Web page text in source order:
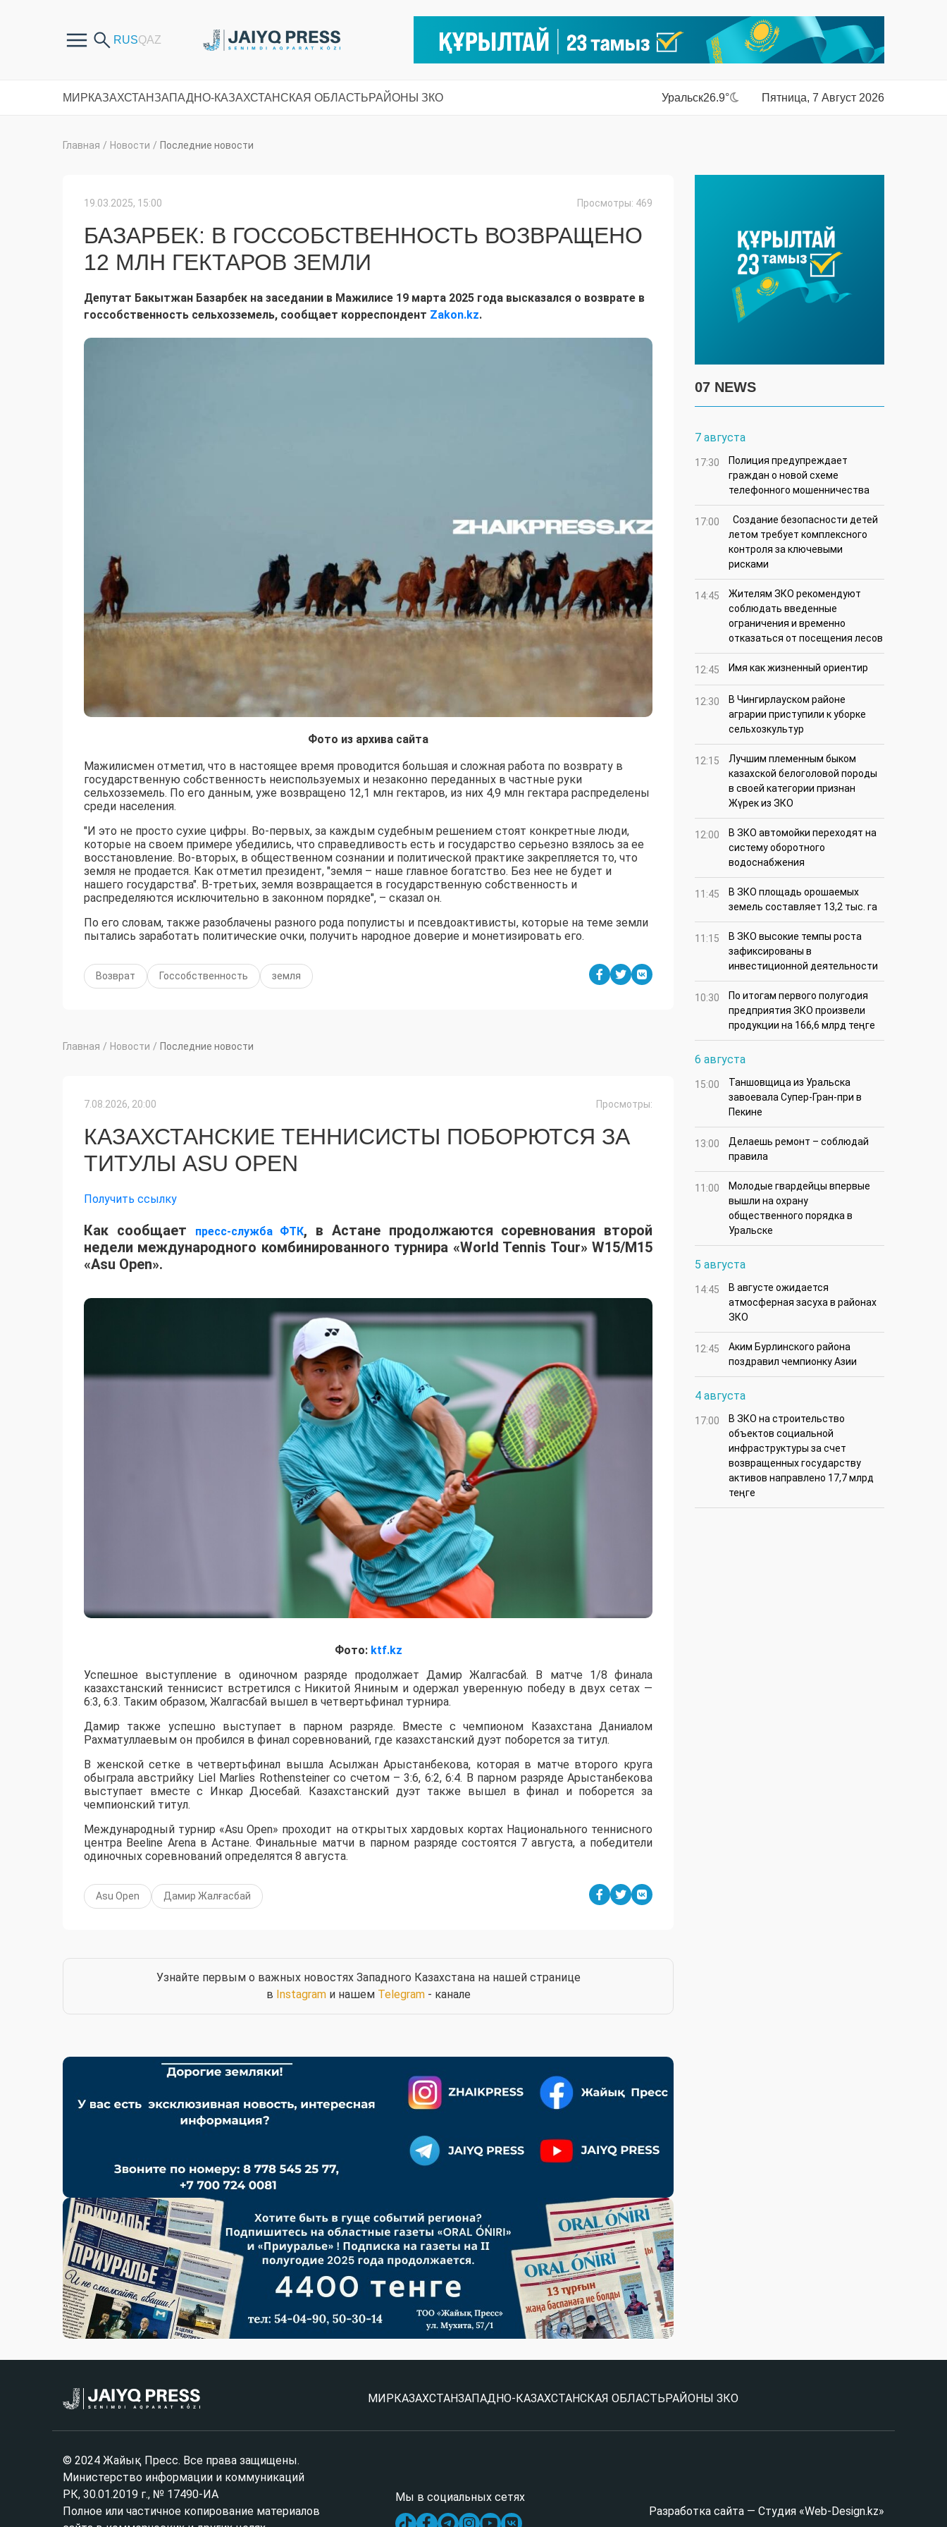
МИРКАЗАХСТАНЗАПАДНО-КАЗАХСТАНСКАЯ ОБЛАСТЬРАЙОНЫ ЗКО Уральск26.9° Пятница, 7 Август 2026
Главная / Новости / Последние новости
19.03.2025, 15:00 Просмотры: 469
БАЗАРБЕК: В ГОССОБСТВЕННОСТЬ ВОЗВРАЩЕНО
12 МЛН ГЕКТАРОВ ЗЕМЛИ
Депутат Бакытжан Базарбек на заседании в Мажилисе 19 марта 2025 года высказался о возврате в
госсобственность сельхозземель, сообщает корреспондент Zakon.kz.
Фото из архива сайта
Мажилисмен отметил, что в настоящее время проводится большая и сложная работа по возврату в
государственную собственность неиспользуемых и незаконно переданных в частные руки
сельхозземель. По его данным, уже возвращено 12,1 млн гектаров, из них 4,9 млн гектара распределены
среди населения.
"И это не просто сухие цифры. Во-первых, за каждым судебным решением стоят конкретные люди,
которые на своем примере убедились, что справедливость есть и государство серьезно взялось за ее
восстановление. Во-вторых, в общественном сознании и политической практике закрепляется то, что
земля не продается. Как отметил президент, "земля – наше главное богатство. Без нее не будет и
нашего государства". В-третьих, земля возвращается в государственную собственность и
распределяются исключительно в законном порядке", – сказал он.
По его словам, также разоблачены разного рода популисты и псевдоактивисты, которые на теме земли
пытались заработать политические очки, получить народное доверие и монетизировать его.
Возврат Госсобственность земля
Главная / Новости / Последние новости
7.08.2026, 20:00 Просмотры:
КАЗАХСТАНСКИЕ ТЕННИСИСТЫ ПОБОРЮТСЯ ЗА
ТИТУЛЫ ASU OPEN
Получить ссылку
Как сообщает пресс-служба ФТК, в Астане продолжаются соревнования второй
недели международного комбинированного турнира «World Tennis Tour» W15/M15
«Asu Open».
Фото: ktf.kz
Успешное выступление в одиночном разряде продолжает Дамир Жалгасбай. В матче 1/8 финала
казахстанский теннисист встретился с Никитой Яниным и одержал уверенную победу в двух сетах —
6:3, 6:3. Таким образом, Жалгасбай вышел в четвертьфинал турнира.
Дамир также успешно выступает в парном разряде. Вместе с чемпионом Казахстана Даниалом
Рахматуллаевым он пробился в финал соревнований, где казахстанский дуэт поборется за титул.
В женской сетке в четвертьфинал вышла Асылжан Арыстанбекова, которая в матче второго круга
обыграла австрийку Liel Marlies Rothensteiner со счетом – 3:6, 6:2, 6:4. В парном разряде Арыстанбекова
выступает вместе с Инкар Дюсебай. Казахстанский дуэт также вышел в финал и поборется за
чемпионский титул.
Международный турнир «Asu Open» проходит на открытых хардовых кортах Национального теннисного
центра Beeline Arena в Астане. Финальные матчи в парном разряде состоятся 7 августа, а победители
одиночных соревнований определятся 8 августа.
Asu Open Дамир Жалғасбай
Узнайте первым о важных новостях Западного Казахстана на нашей странице
в Instagramи нашем Telegram- канале
07 NEWS
7 августа
17:30
Полиция предупреждает
граждан о новой схеме
телефонного мошенничества
17:00
Создание безопасности детей
летом требует комплексного
контроля за ключевыми
рисками
14:45
Жителям ЗКО рекомендуют
соблюдать введенные
ограничения и временно
отказаться от посещения лесов
12:45 Имя как жизненный ориентир
12:30
В Чингирлауском районе
аграрии приступили к уборке
сельхозкультур
12:15
Лучшим племенным быком
казахской белоголовой породы
в своей категории признан
Жүрек из ЗКО
12:00
В ЗКО автомойки переходят на
систему оборотного
водоснабжения
11:45
В ЗКО площадь орошаемых
земель составляет 13,2 тыс. га
11:15
В ЗКО высокие темпы роста
зафиксированы в
инвестиционной деятельности
10:30
По итогам первого полугодия
предприятия ЗКО произвели
продукции на 166,6 млрд теңге
6 августа
15:00
Таншовщица из Уральска
завоевала Супер-Гран-при в
Пекине
13:00
Делаешь ремонт – соблюдай
правила
11:00
Молодые гвардейцы впервые
вышли на охрану
общественного порядка в
Уральске
5 августа
14:45
В августе ожидается
атмосферная засуха в районах
ЗКО
12:45
Аким Бурлинского района
поздравил чемпионку Азии
4 августа
17:00
В ЗКО на строительство
объектов социальной
инфраструктуры за счет
возвращенных государству
активов направлено 17,7 млрд
теңге
МИР КАЗАХСТАНЗАПАДНО-КАЗАХСТАНСКАЯ ОБЛАСТЬ РАЙОНЫ ЗКО
© 2024 Жайық Пресс. Все права защищены.
Министерство информации и коммуникаций
РК, 30.01.2019 г., № 17490-ИА
Полное или частичное копирование материалов
Мы в социальных сетях
Разработка сайта — Студия «Web-Design.kz»